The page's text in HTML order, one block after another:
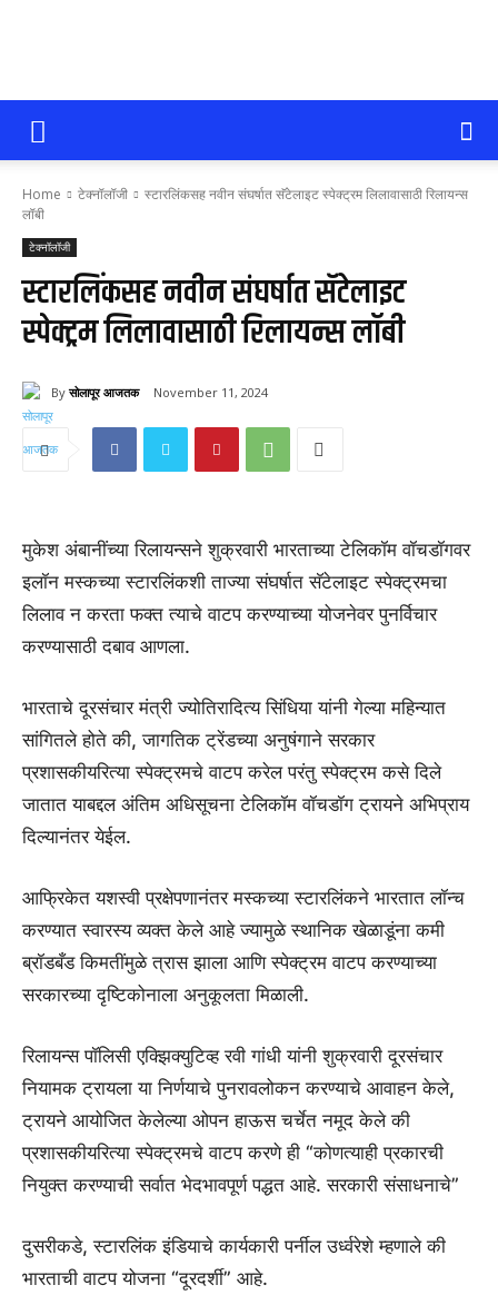
सोलापूर
आजतक
Home टेक्नॉलॉजी
स्टारलिंकसह नवीन संघर्षात सॅटेलाइट स्पेक्ट्रम लिलावासाठी रिलायन्स
लॉबी
टेक्नॉलॉजी
स्टारलिंकसह नवीन संघर्षात सॅटेलाइट
स्पेक्ट्रम लिलावासाठी रिलायन्स लॉबी
By सोलापूर आजतक November 11, 2024
मुकेश अंबानींच्या रिलायन्सने शुक्रवारी भारताच्या टेलिकॉम वॉचडॉगवर
इलॉन मस्कच्या स्टारलिंकशी ताज्या संघर्षात सॅटेलाइट स्पेक्ट्रमचा
लिलाव न करता फक्त त्याचे वाटप करण्याच्या योजनेवर पुनर्विचार
करण्यासाठी दबाव आणला.
भारताचे दूरसंचार मंत्री ज्योतिरादित्य सिंधिया यांनी गेल्या महिन्यात
सांगितले होते की, जागतिक ट्रेंडच्या अनुषंगाने सरकार
प्रशासकीयरित्या स्पेक्ट्रमचे वाटप करेल परंतु स्पेक्ट्रम कसे दिले
जातात याबद्दल अंतिम अधिसूचना टेलिकॉम वॉचडॉग ट्रायने अभिप्राय
दिल्यानंतर येईल.
आफ्रिकेत यशस्वी प्रक्षेपणानंतर मस्कच्या स्टारलिंकने भारतात लॉन्च
करण्यात स्वारस्य व्यक्त केले आहे ज्यामुळे स्थानिक खेळाडूंना कमी
ब्रॉडबँड किमतींमुळे त्रास झाला आणि स्पेक्ट्रम वाटप करण्याच्या
सरकारच्या दृष्टिकोनाला अनुकूलता मिळाली.
रिलायन्स पॉलिसी एक्झिक्युटिव्ह रवी गांधी यांनी शुक्रवारी दूरसंचार
नियामक ट्रायला या निर्णयाचे पुनरावलोकन करण्याचे आवाहन केले,
ट्रायने आयोजित केलेल्या ओपन हाऊस चर्चेत नमूद केले की
प्रशासकीयरित्या स्पेक्ट्रमचे वाटप करणे ही “कोणत्याही प्रकारची
नियुक्त करण्याची सर्वात भेदभावपूर्ण पद्धत आहे. सरकारी संसाधनाचे”
दुसरीकडे, स्टारलिंक इंडियाचे कार्यकारी पर्नील उर्ध्वरेशे म्हणाले की
भारताची वाटप योजना “दूरदर्शी” आहे.